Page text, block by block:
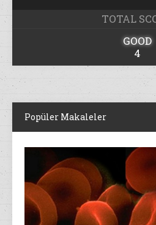
TOTAL
GOOD
4
Popüler Makaleler